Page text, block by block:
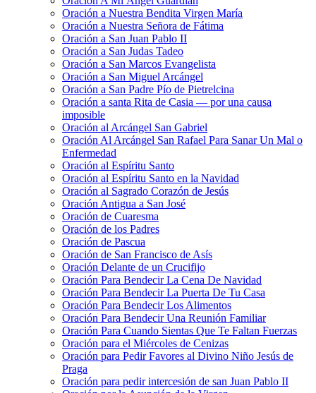
Oración a Nuestra Bendita Virgen María
Oración a Nuestra Señora de Fátima
Oración a San Juan Pablo II
Oración a San Judas Tadeo
Oración a San Marcos Evangelista
Oración a San Miguel Arcángel
Oración a San Padre Pío de Pietrelcina
Oración a santa Rita de Casia — por una causa
imposible
Oración al Arcángel San Gabriel
Oración Al Arcángel San Rafael Para Sanar Un Mal o
Enfermedad
Oración al Espíritu Santo
Oración al Espíritu Santo en la Navidad
Oración al Sagrado Corazón de Jesús
Oración Antigua a San José
Oración de Cuaresma
Oración de los Padres
Oración de Pascua
Oración de San Francisco de Asís
Oración Delante de un Crucifijo
Oración Para Bendecir La Cena De Navidad
Oración Para Bendecir La Puerta De Tu Casa
Oración Para Bendecir Los Alimentos
Oración Para Bendecir Una Reunión Familiar
Oración Para Cuando Sientas Que Te Faltan Fuerzas
Oración para el Miércoles de Cenizas
Oración para Pedir Favores al Divino Niño Jesús de
Praga
Oración para pedir intercesión de san Juan Pablo II